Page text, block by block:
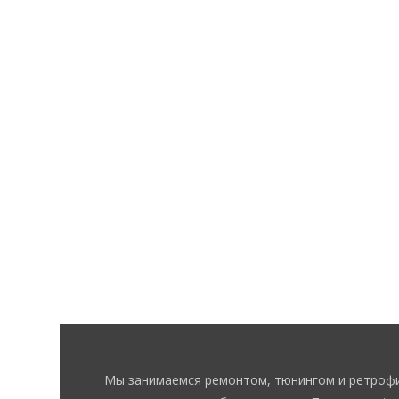
Мы занимаемся ремонтом, тюнингом и